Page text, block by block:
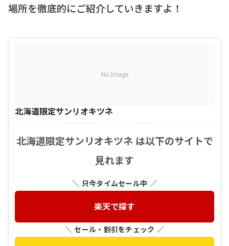
場所を徹底的にご紹介していきますよ！
No Image
北海道限定サンリオキツネ
北海道限定サンリオキツネ は以下のサイトで
見れます
＼ 只今タイムセール中 ／
楽天で探す
＼ セール・割引をチェック ／